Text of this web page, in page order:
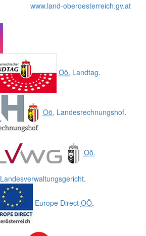
www.land-oberoesterreich.gv.at
Oö. Landtag.
Oö. Landesrechnungshof.
Oö.
Landesverwaltungsgericht.
Europe Direct OÖ.